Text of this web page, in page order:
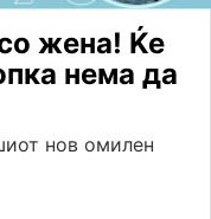
жена! Ќе
нема да
нов омилен